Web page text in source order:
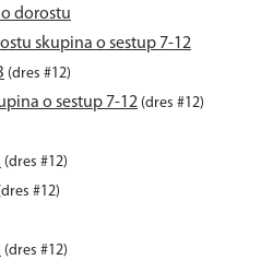
dorostu
skupina o sestup 7-12
(dres #12)
o sestup 7-12 (dres #12)
(dres #12)
#12)
(dres #12)